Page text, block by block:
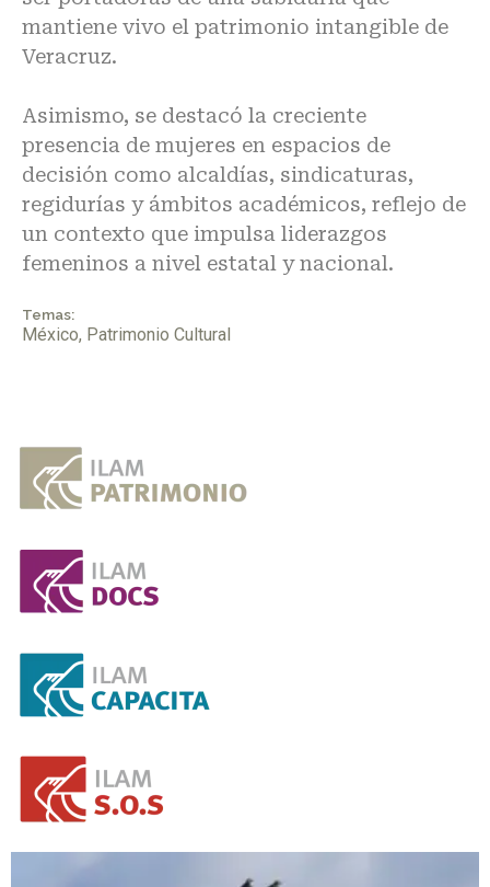
mantiene vivo el patrimonio intangible de
Veracruz.
Asimismo, se destacó la creciente
presencia de mujeres en espacios de
decisión como alcaldías, sindicaturas,
regidurías y ámbitos académicos, reflejo de
un contexto que impulsa liderazgos
femeninos a nivel estatal y nacional.
Temas:
México, Patrimonio Cultural